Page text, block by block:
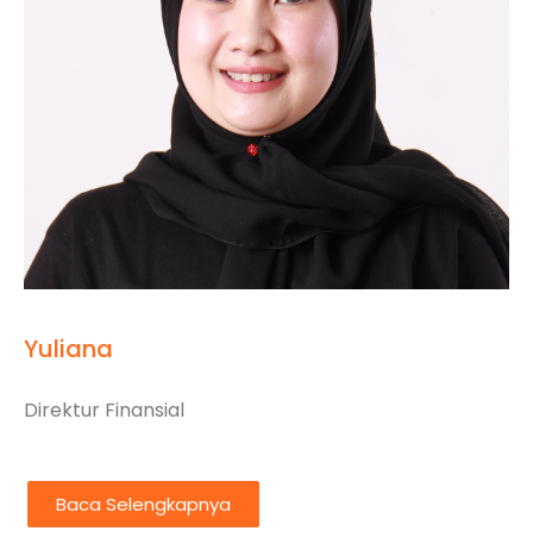
Yuliana
Direktur Finansial
Baca Selengkapnya